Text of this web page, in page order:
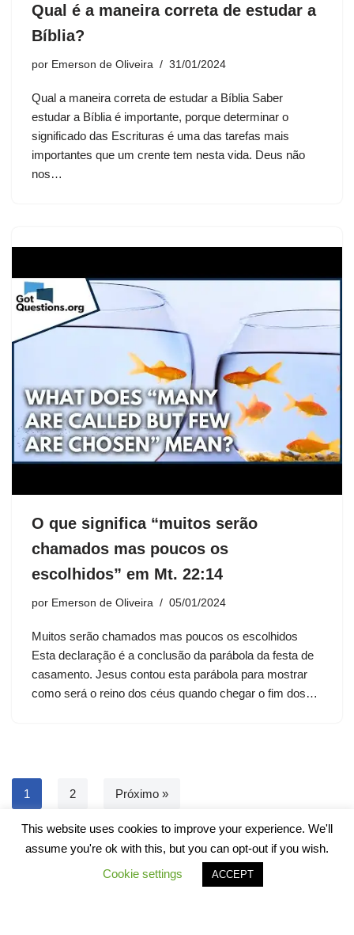
Qual é a maneira correta de estudar a
Bíblia?
por Emerson de Oliveira 31/01/2024
Qual a maneira correta de estudar a Bíblia Saber
estudar a Bíblia é importante, porque determinar o
significado das Escrituras é uma das tarefas mais
importantes que um crente tem nesta vida. Deus não
nos…
O que significa “muitos serão
chamados mas poucos os
escolhidos” em Mt. 22:14
por Emerson de Oliveira 05/01/2024
Muitos serão chamados mas poucos os escolhidos
Esta declaração é a conclusão da parábola da festa de
casamento. Jesus contou esta parábola para mostrar
como será o reino dos céus quando chegar o fim dos…
1 2 Próximo »
This website uses cookies to improve your experience. We'll
assume you're ok with this, but you can opt-out if you wish.
Cookie settings
ACCEPT